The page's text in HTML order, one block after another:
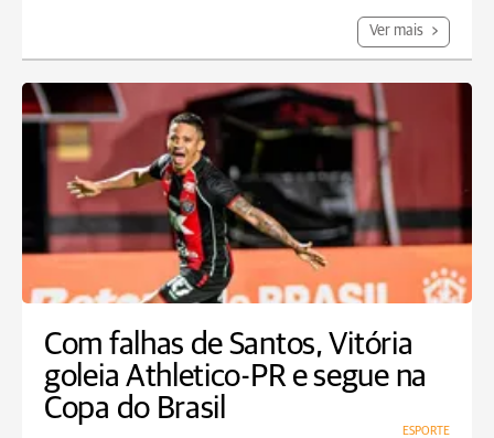
Ver mais
Com falhas de Santos, Vitória
goleia Athletico-PR e segue na
Copa do Brasil
ESPORTE